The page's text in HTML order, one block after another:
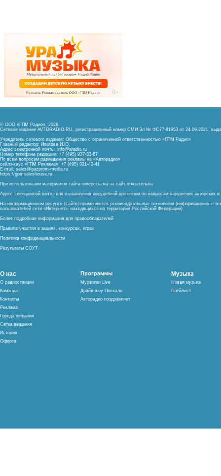
© ООО «ГПМ Радио», 2026
Сетевое издание AVTORADIO.RU, регистрационный номер СМИ Эл № ФС77-81953 от 24.09.2021,
Учредитель сетевого издания: Общество с ограниченной ответственностью «ГПМ Радио»
Главный редактор: Ипатова И.Ю.
Адрес электронной почты: info@aradio.ru
Номер телефона редакции: +7 (495) 937-33-67
По всем вопросам размещения рекламы на «Авторадио»
сейлз-хаус «ГПМ Реклама»: +7 (495) 921-40-41
E-mail: sales@gazprom-media.ru
https://gpmsaleshouse.ru
При использовании материалов сайта гиперссылка на сайт обязательна
Адрес электронной почты для отправления досудебной претензии по вопросам нарушения авторских
На информационном ресурсе (сайте) применяются рекомендательные технологии (информационные
пользователей сети «Интернет», находящихся на территории Российской Федерации)
Более подробная информация для правообладателей
Правила участия в акциях, конкурсах, играх
Политика конфиденциальности
Результаты СОУТ
О нас
О радиостанции
Команда
Контакты
Реклама
Города вещания
Сетка вещания
История
Оферта
Программы
Мурзилки Live
Драйв-шоу Поехали
Авторадио поздравляет
Музыка
Новая музыка
Плейлист